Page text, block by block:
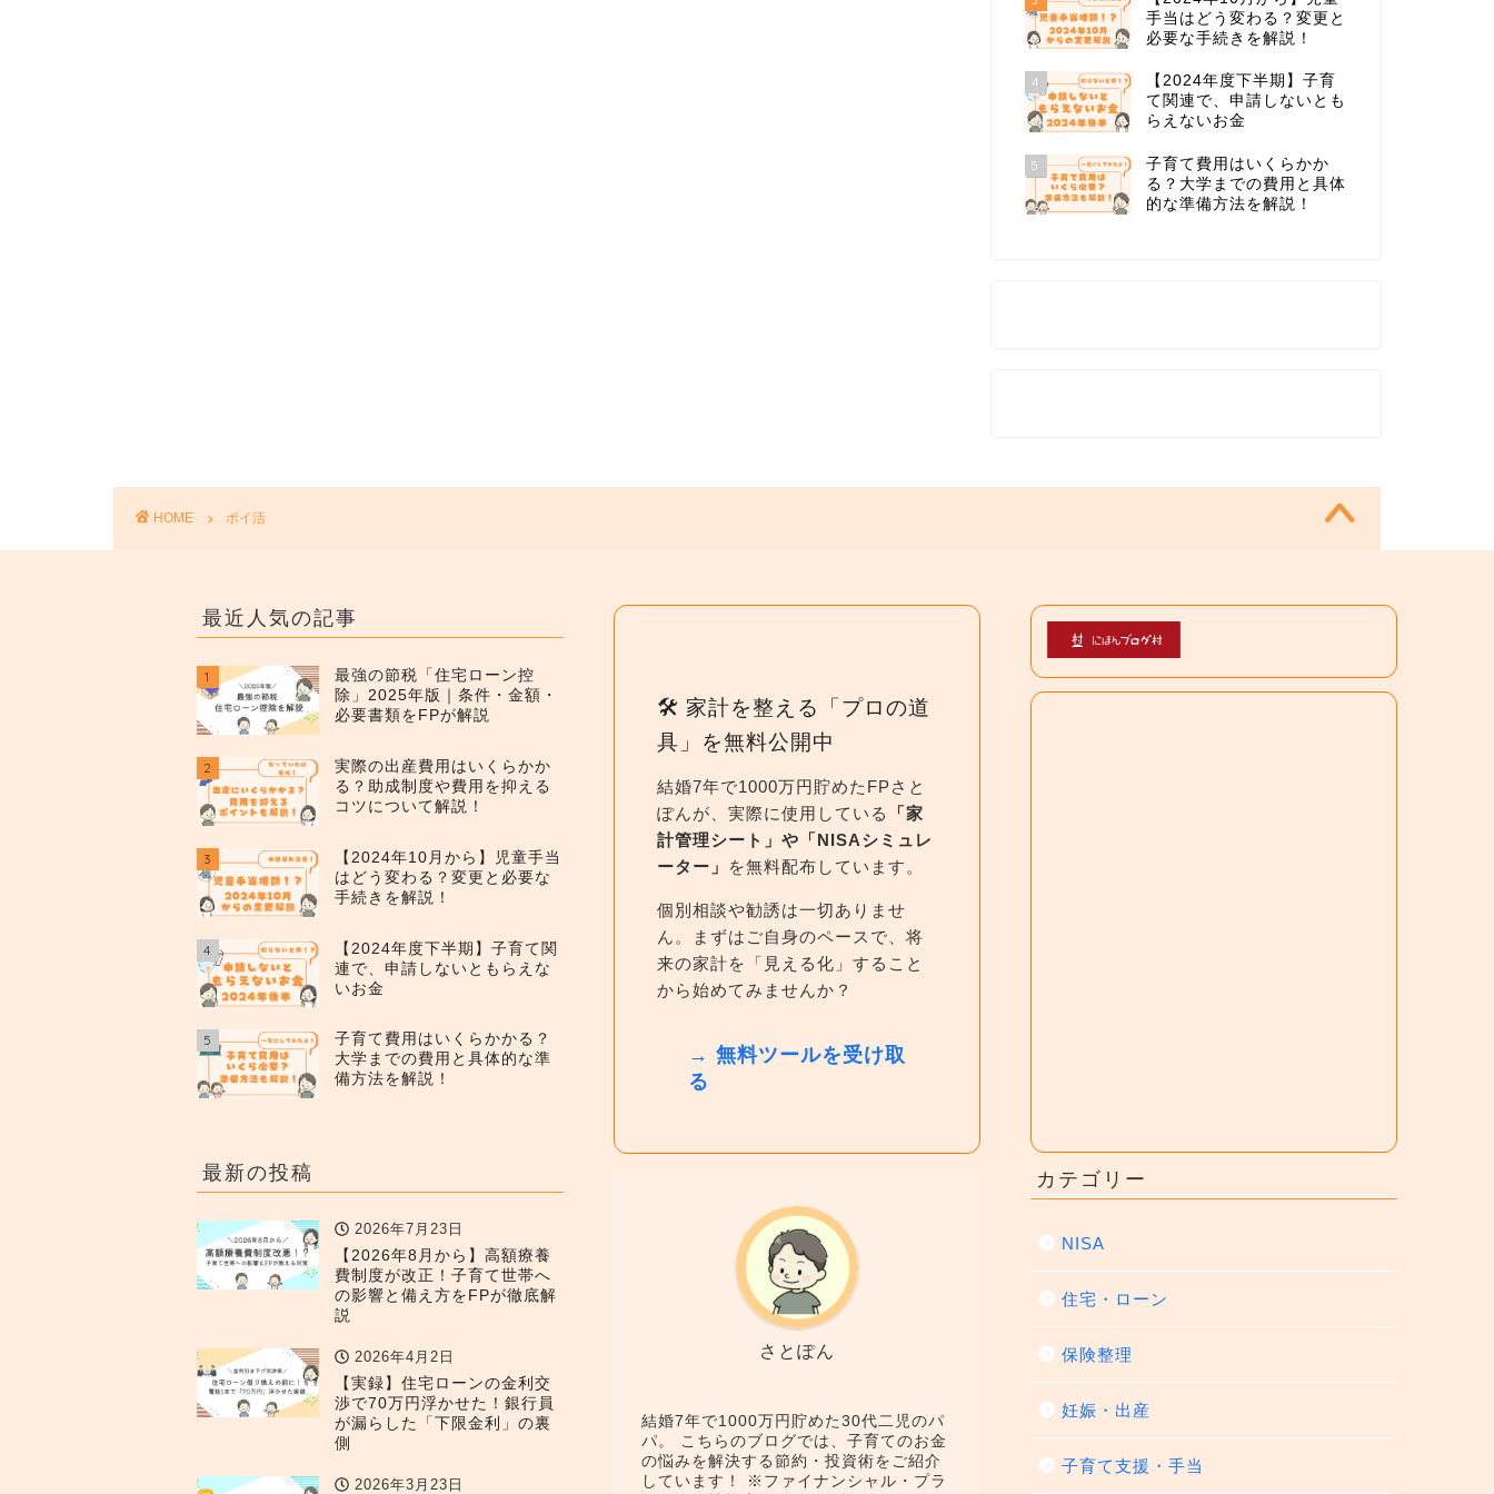
手当はどう変わる？変更と
必要な手続きを解説！
4
【2024年度下半期】子育
て関連で、申請しないとも
らえないお金
5
子育て費用はいくらかか
る？大学までの費用と具体
的な準備方法を解説！
HOME ポイ活
最近人気の記事
1
最強の節税「住宅ローン控
除」2025年版｜条件・金額・
必要書類をFPが解説
2
実際の出産費用はいくらかか
る？助成制度や費用を抑える
コツについて解説！
3
【2024年10月から】児童手当
はどう変わる？変更と必要な
手続きを解説！
4
【2024年度下半期】子育て関
連で、申請しないともらえな
いお金
5
子育て費用はいくらかかる？
大学までの費用と具体的な準
備方法を解説！
最新の投稿
2026年7月23日
【2026年8月から】高額療養
費制度が改正！子育て世帯へ
の影響と備え方をFPが徹底解
説
2026年4月2日
【実録】住宅ローンの金利交
渉で70万円浮かせた！銀行員
が漏らした「下限金利」の裏
側
2026年3月23日
🛠 家計を整える「プロの道
具」を無料公開中
結婚7年で1000万円貯めたFPさと
ぽんが、実際に使用している
「家
計管理シート」や「NISAシミュレ
ーター」
を無料配布しています。
個別相談や勧誘は一切ありませ
ん。まずはご自身のペースで、将
来の家計を「見える化」すること
から始めてみませんか？
→ 無料ツールを受け取
る
さとぽん
結婚7年で1000万円貯めた30代二児のパ
パ。 こちらのブログでは、子育てのお金
の悩みを解決する節約・投資術をご紹介
しています！ ※ファイナンシャル・プラ
カテゴリー
NISA
住宅・ローン
保険整理
妊娠・出産
子育て支援・手当